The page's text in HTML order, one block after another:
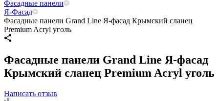
Фасадные панели
Я-Фасад
Фасадные панели Grand Line Я-фасад Крымский сланец
Premium Acryl уголь
Фасадные панели Grand Line Я-фасад
Крымский сланец Premium Acryl уголь
Написать отзыв